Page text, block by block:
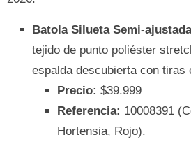
Batola Silueta Semi-
tejido de punto poliéster
espalda descubierta con tiras
Precio: $39.999
Referencia: 10008391
Hortensia, Rojo).